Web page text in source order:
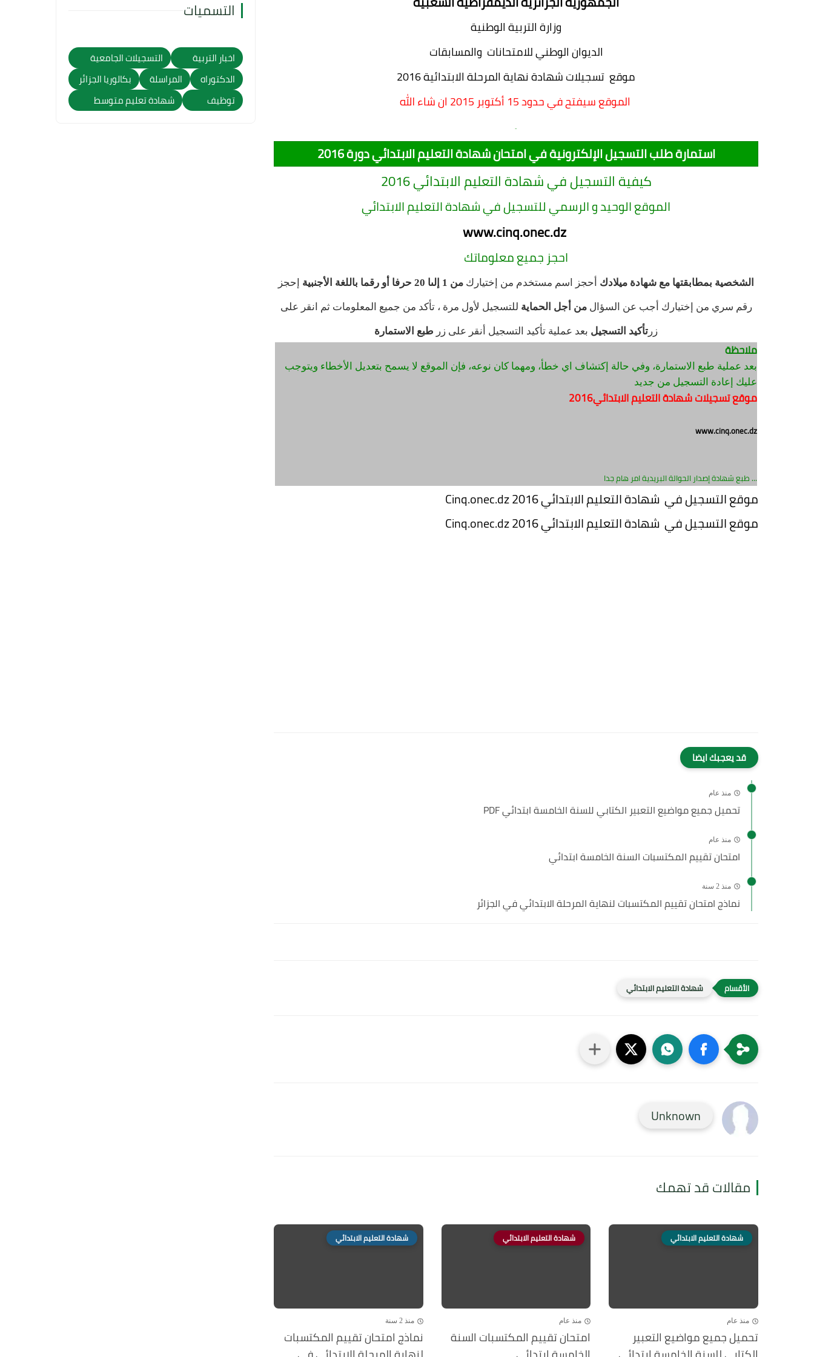
وزارة التربية الوطنية
الديوان الوطني للامتحانات والمسابقات
موقع تسجيلات شهادة نهاية المرحلة الابتدائية 2016
-
استمارة طلب التسجيل الإلكترونية في امتحان شهادة التعليم الابتدائي دورة 2016
كيفية التسجيل في شهادة التعليم الابتدائي2016
الموقع الوحيد و الرسمي للتسجيل في شهادة التعليم الابتدائي
www.cinq.onec.dz
احجز جميع معلوماتك
الشخصية بمطابقتها مع شهادة ميلادك أحجز اسم مستخدم من إختيارك من 1 إلىا 20 حرفا أو رقما باللغة الأجنبية إحجز
رقم سري من إختيارك أجب عن السؤال من أجل الحماية للتسجيل لأول مرة ، تأكد من جميع المعلومات ثم انقر على
زر تأكيد التسجيل بعد عملية تأكيد التسجيل أنقر على زر طبع الاستمارة
ملاحظة
بعد عملية طبع الاستمارة، وفي حالة إكتشاف اي خطأ، ومهما كان نوعه، فإن الموقع لا يسمح بتعديل الأخطاء ويتوجب
عليك إعادة التسجيل من جديد
موقع تسجيلات شهادة التعليم الابتدائي2016
www.cinq.onec.dz
طبع شهادة إصدار الحوالة البريدية امر هام جدا ...
موقع التسجيل في شهادة التعليم الابتدائي 2016 Cinq.onec.dz
موقع التسجيل في شهادة التعليم الابتدائي 2016 Cinq.onec.dz
قد يعجبك ايضا
منذ عام
تحميل جميع مواضيع التعبير الكتابي للسنة الخامسة ابتدائي PDF
منذ عام
امتحان تقييم المكتسبات السنة الخامسة ابتدائي
منذ 2 سنة
نماذج امتحان تقييم المكتسبات لنهاية المرحلة الابتدائي في الجزائر
شهادة التعليم الابتدائي
Unknown
مقالات قد تهمك
شهادة التعليم الابتدائي
منذ عام
تحميل جميع مواضيع التعبير
شهادة التعليم الابتدائي
منذ عام
امتحان تقييم المكتسبات السنة
شهادة التعليم الابتدائي
منذ 2 سنة
نماذج امتحان تقييم المكتسبات
التسميات
اخبار التربية
التسجيلات الجامعية
الدكتوراه
المراسلة
بكالوريا الجزائر
توظيف
شهادة تعليم متوسط